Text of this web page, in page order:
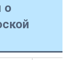
о